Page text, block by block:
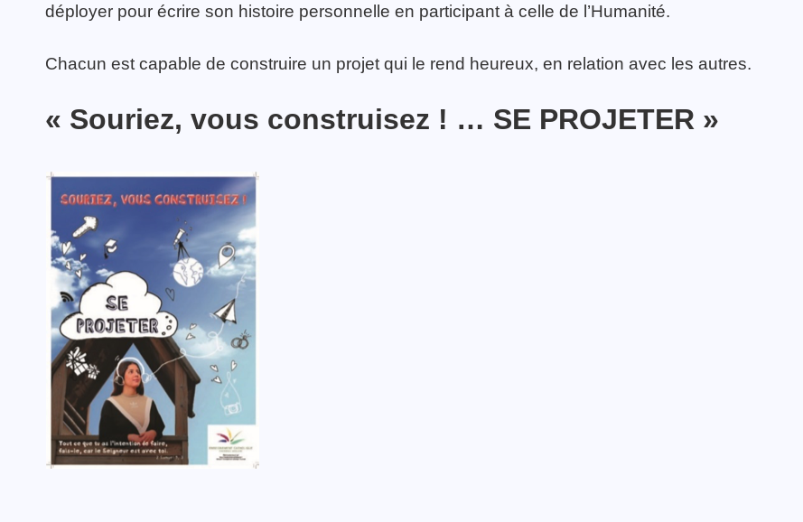
déployer pour écrire son histoire personnelle en participant à celle de l’Humanité.
Chacun est capable de construire un projet qui le rend heureux, en relation avec les autres.
« Souriez, vous construisez ! … SE PROJETER »